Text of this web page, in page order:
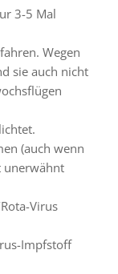
3-5 Mal
Wegen
sie auch nicht
(auch wenn
unerwähnt
Virus
Impfstoff